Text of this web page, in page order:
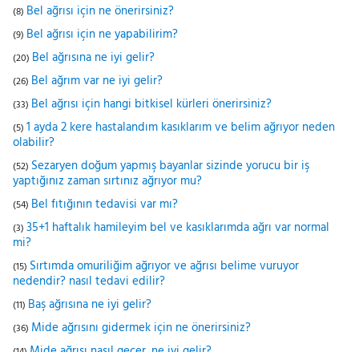
(8) Bel ağrısı için ne önerirsiniz?
(9) Bel ağrısı için ne yapabilirim?
(20) Bel ağrısına ne iyi gelir?
(26) Bel ağrım var ne iyi gelir?
(33) Bel ağrısı için hangi bitkisel kürleri önerirsiniz?
(5) 1 ayda 2 kere hastalandım kasıklarım ve belim ağrıyor neden
olabilir?
(52) Sezaryen doğum yapmış bayanlar sizinde yorucu bir iş
yaptığınız zaman sırtınız ağrıyor mu?
(54) Bel fıtığının tedavisi var mı?
(3) 35+1 haftalık hamileyim bel ve kasıklarımda ağrı var normal
mi?
(15) Sırtımda omuriliğim ağrıyor ve ağrısı belime vuruyor
nedendir? nasıl tedavi edilir?
(11) Baş ağrısına ne iyi gelir?
(36) Mide ağrısını gidermek için ne önerirsiniz?